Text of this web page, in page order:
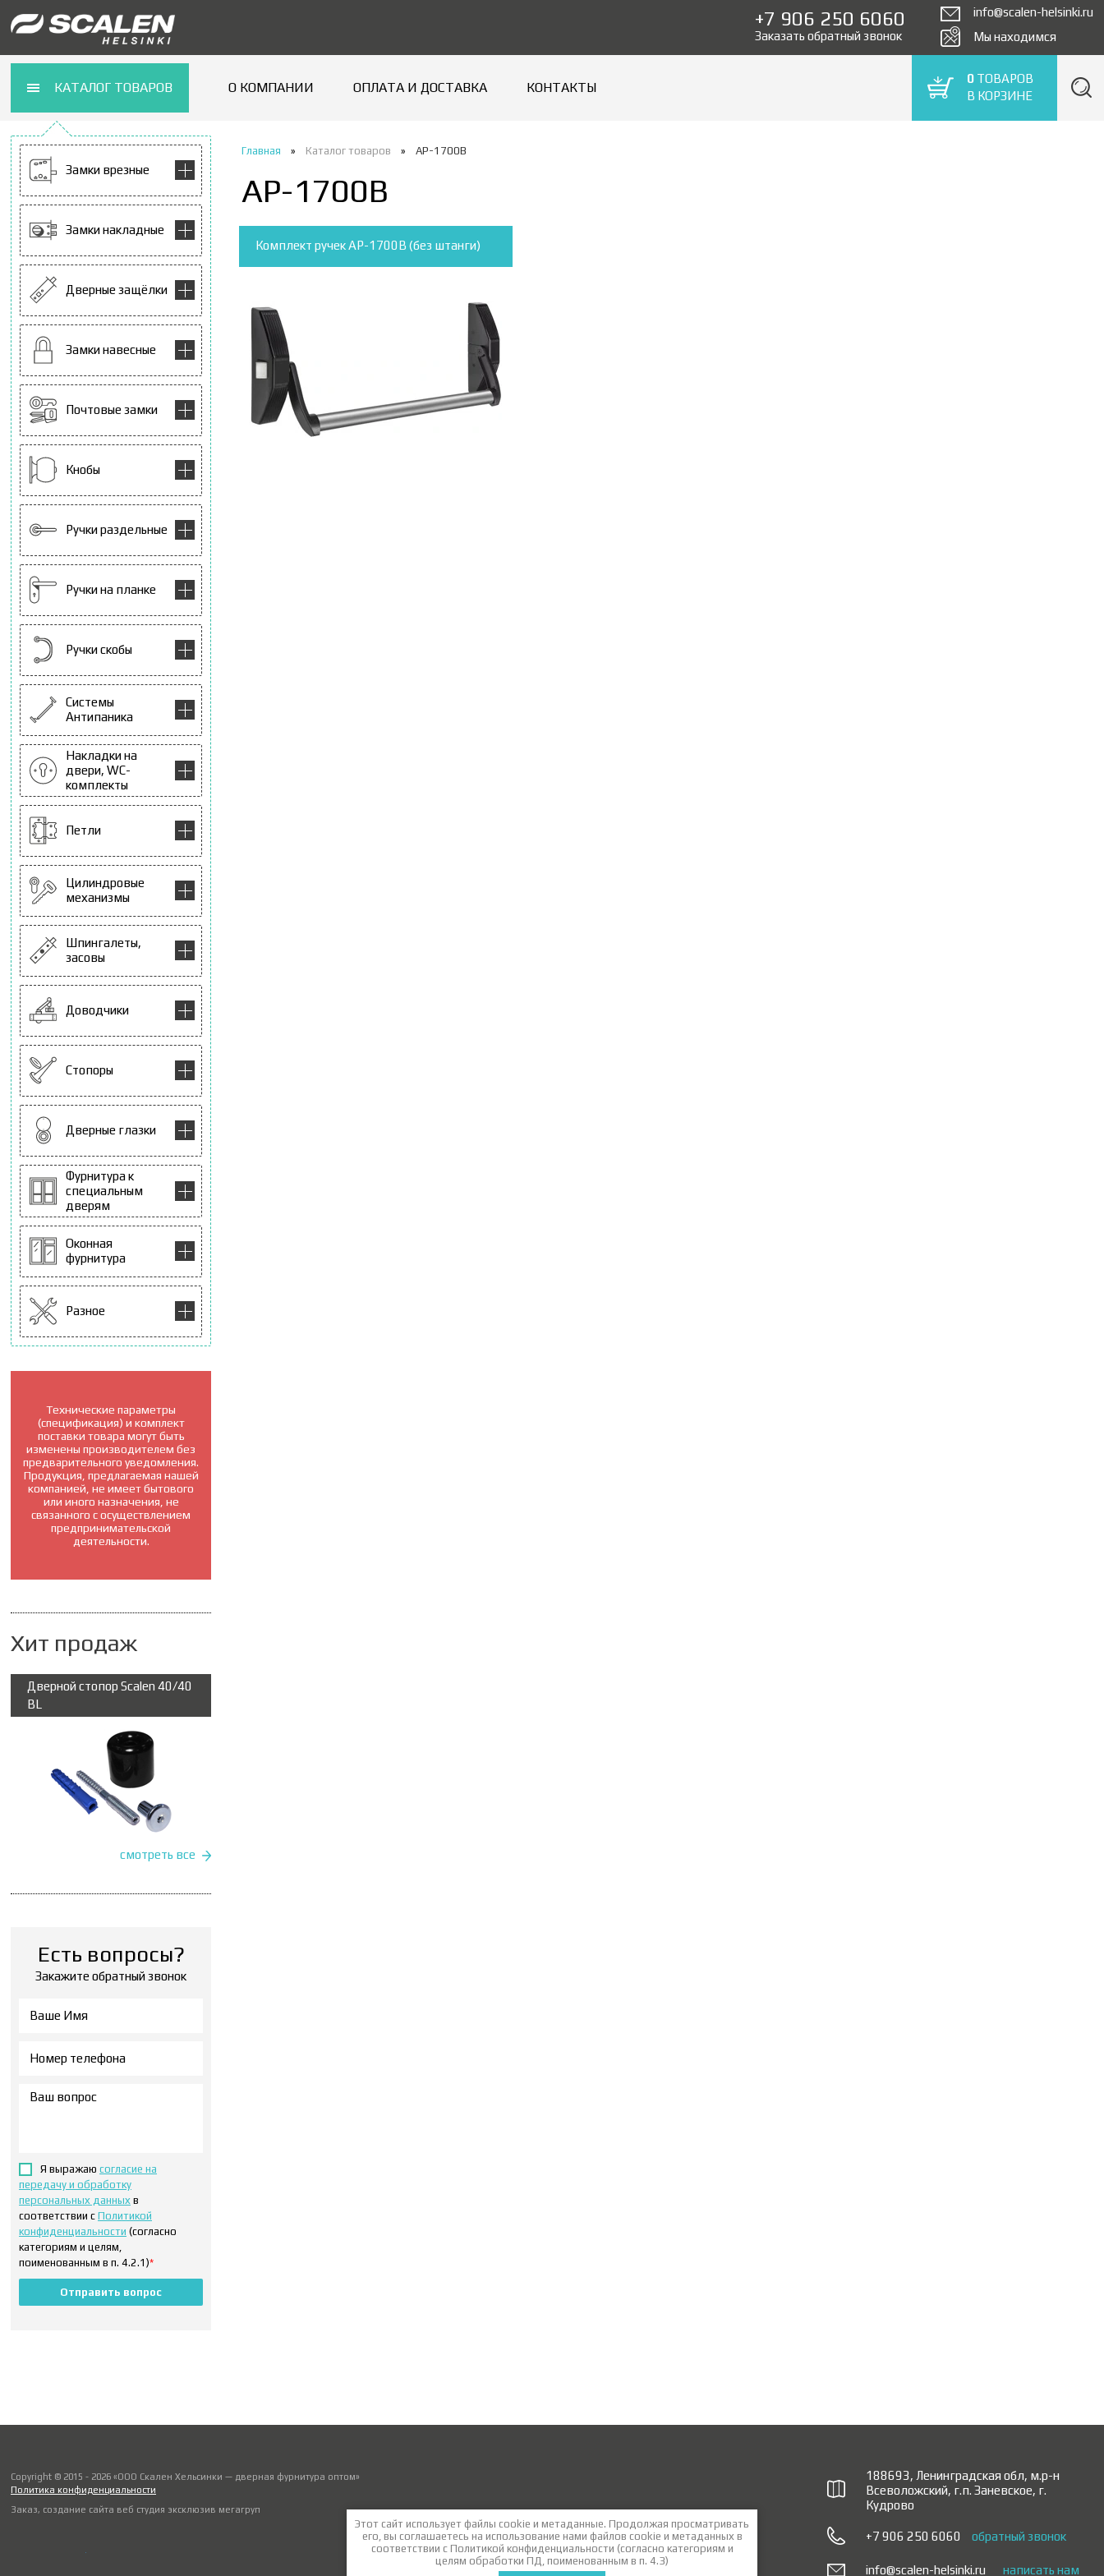
info@scalen-helsinki.ru
Мы находимся
+7 906 250 6060
Заказать обратный звонок
0 ТОВАРОВ
В КОРЗИНЕ
КАТАЛОГ ТОВАРОВ О КОМПАНИИ ОПЛАТА И ДОСТАВКА КОНТАКТЫ
Замки врезные
Замки накладные
Дверные защёлки
Замки навесные
Почтовые замки
Кнобы
Ручки раздельные
Ручки на планке
Ручки скобы
Системы
Антипаника
Накладки на
двери, WC-
комплекты
Петли
Цилиндровые
механизмы
Шпингалеты,
засовы
Доводчики
Стопоры
Дверные глазки
Фурнитура к
специальным
дверям
Оконная
фурнитура
Разное
Технические параметры
(спецификация) и комплект
поставки товара могут быть
изменены производителем без
предварительного уведомления.
Продукция, предлагаемая нашей
компанией, не имеет бытового
или иного назначения, не
связанного с осуществлением
предпринимательской
деятельности.
Хит продаж
Дверной стопор Scalen 40/40
BL
смотреть все
Есть вопросы?
Закажите обратный звонок
Я выражаю согласие на
передачу и обработку
персональных данных в
соответствии с Политикой
конфиденциальности (согласно
категориям и целям,
поименованным в п. 4.2.1)*
Отправить вопрос
Главная » Каталог товаров » AP-1700B
AP-1700B
Комплект ручек AP-1700B (без штанги)
Copyright © 2015 - 2026 «ООО Скален Хельсинки — дверная фурнитура оптом»
Политика конфиденциальности
Заказ, создание сайта веб студия эксклюзив мегагруп
188693, Ленинградская обл, м.р-н
Всеволожский, г.п. Заневское, г.
Кудрово
+7 906 250 6060 обратный звонок
info@scalen-helsinki.ru написать нам
Этот сайт использует файлы cookie и метаданные. Продолжая просматривать
его, вы соглашаетесь на использование нами файлов cookie и метаданных в
соответствии с Политикой конфиденциальности (согласно категориям и
целям обработки ПД, поименованным в п. 4.3)